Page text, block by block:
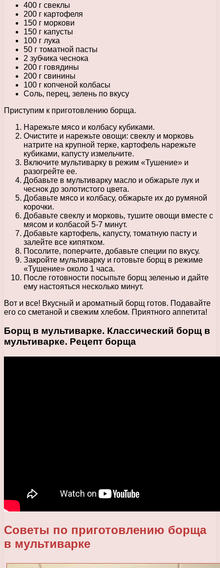
400 г свеклы
200 г картофеля
150 г моркови
150 г капусты
100 г лука
50 г томатной пасты
2 зубчика чеснока
200 г говядины
200 г свинины
100 г копченой колбасы
Соль, перец, зелень по вкусу
Приступим к приготовлению борща.
Нарежьте мясо и колбасу кубиками.
Очистите и нарежьте овощи: свеклу и морковь
натрите на крупной терке, картофель нарежьте
кубиками, капусту измельчите.
Включите мультиварку в режим «Тушение» и
разогрейте ее.
Добавьте в мультиварку масло и обжарьте лук и
чеснок до золотистого цвета.
Добавьте мясо и колбасу, обжарьте их до румяной
корочки.
Добавьте свеклу и морковь, тушите овощи вместе с
мясом и колбасой 5-7 минут.
Добавьте картофель, капусту, томатную пасту и
залейте все кипятком.
Посолите, поперчите, добавьте специи по вкусу.
Закройте мультиварку и готовьте борщ в режиме
«Тушение» около 1 часа.
После готовности посыпьте борщ зеленью и дайте
ему настояться несколько минут.
Вот и все! Вкусный и ароматный борщ готов. Подавайте
его со сметаной и свежим хлебом. Приятного аппетита!
Борщ в мультиварке. Классический борщ в
мультиварке. Рецепт борща
Советы по приготовлению борща
в мультиварке